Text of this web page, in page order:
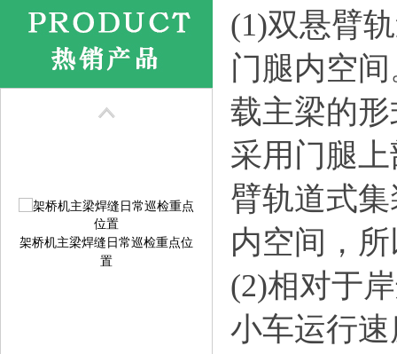
花架龙门吊的抗风性 比箱型龙
门
架桥机主梁焊缝日常巡检重点位
置
(1)双悬臂
门腿内空
载主梁的
采用门腿
臂轨道式
内空间，
(2)相对于
小车运行